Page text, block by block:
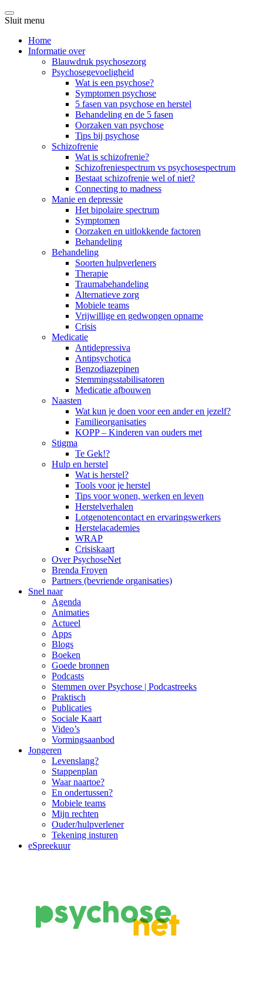
Sluit menu
Home
Informatie over
Blauwdruk psychosezorg
Psychosegevoeligheid
Wat is een psychose?
Symptomen psychose
5 fasen van psychose en herstel
Behandeling en de 5 fasen
Oorzaken van psychose
Tips bij psychose
Schizofrenie
Wat is schizofrenie?
Schizofreniespectrum vs psychosespectrum
Bestaat schizofrenie wel of niet?
Connecting to madness
Manie en depressie
Het bipolaire spectrum
Symptomen
Oorzaken en uitlokkende factoren
Behandeling
Behandeling
Soorten hulpverleners
Therapie
Traumabehandeling
Alternatieve zorg
Mobiele teams
Vrijwillige en gedwongen opname
Crisis
Medicatie
Antidepressiva
Antipsychotica
Benzodiazepinen
Stemmingsstabilisatoren
Medicatie afbouwen
Naasten
Wat kun je doen voor een ander en jezelf?
Familieorganisaties
KOPP – Kinderen van ouders met
Stigma
Te Gek!?
Hulp en herstel
Wat is herstel?
Tools voor je herstel
Tips voor wonen, werken en leven
Herstelverhalen
Lotgenotencontact en ervaringswerkers
Herstelacademies
WRAP
Crisiskaart
Over PsychoseNet
Brenda Froyen
Partners (bevriende organisaties)
Snel naar
Agenda
Animaties
Actueel
Apps
Blogs
Boeken
Goede bronnen
Podcasts
Stemmen over Psychose | Podcastreeks
Praktisch
Publicaties
Sociale Kaart
Video’s
Vormingsaanbod
Jongeren
Levenslang?
Stappenplan
Waar naartoe?
En ondertussen?
Mobiele teams
Mijn rechten
Ouder/hulpverlener
Tekening insturen
eSpreekuur